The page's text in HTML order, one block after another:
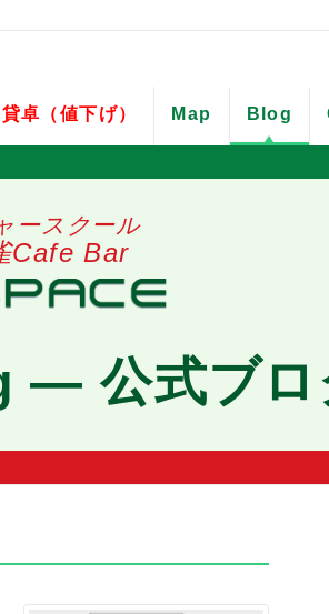
貸卓（値下げ） Map Blog
ースクール
Cafe Bar
― 公式ブロ